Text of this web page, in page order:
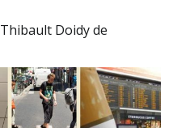
Thibault Doidy de